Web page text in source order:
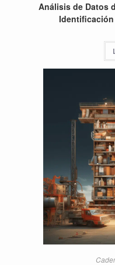
Análisis de Datos
Identificación